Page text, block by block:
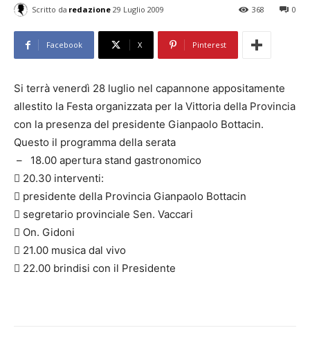
Scritto da redazione 29 Luglio 2009 0
368
Facebook X Pinterest
Si terrà venerdì 28 luglio nel capannone appositamente
allestito la Festa organizzata per la Vittoria della Provincia
con la presenza del presidente Gianpaolo Bottacin.
Questo il programma della serata
– 18.00 apertura stand gastronomico
 20.30 interventi:
 presidente della Provincia Gianpaolo Bottacin
 segretario provinciale Sen. Vaccari
 On. Gidoni
 21.00 musica dal vivo
 22.00 brindisi con il Presidente